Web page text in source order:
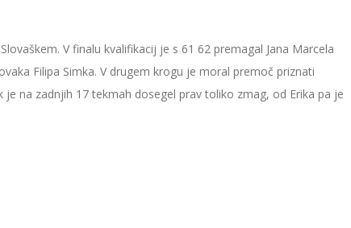
V finalu kvalifikacij je s 61 62 premagal Jana Marcela
Filipa Simka. V drugem krogu je moral premoč priznati
na zadnjih 17 tekmah dosegel prav toliko zmag, od Erika pa je